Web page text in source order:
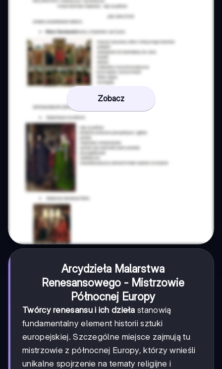
Zobacz
Arcydzieła Malarstwa
Renesansowego - Mistrzowie
Północnej Europy
Twórcy renesansu i ich dzieła stanowią
fundamentalny element historii sztuki
europejskiej. Szczególne miejsce zajmują tu
mistrzowie z północnej Europy, którzy wnieśli
unikalne spojrzenie na tematy religijne i